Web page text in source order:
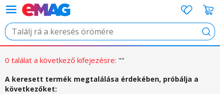
0 találat a következő kifejezésre: ""
A keresett termék megtalálása érdekében, próbálja a
következőket: